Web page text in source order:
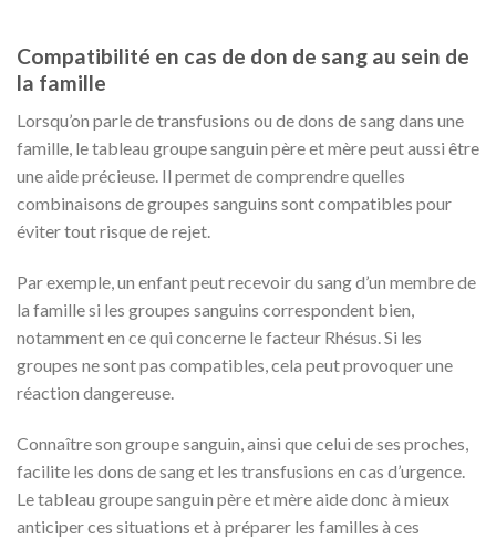
Compatibilité en cas de don de sang au sein de
la famille
Lorsqu’on parle de transfusions ou de dons de sang dans une
famille, le tableau groupe sanguin père et mère peut aussi être
une aide précieuse. Il permet de comprendre quelles
combinaisons de groupes sanguins sont compatibles pour
éviter tout risque de rejet.
Par exemple, un enfant peut recevoir du sang d’un membre de
la famille si les groupes sanguins correspondent bien,
notamment en ce qui concerne le facteur Rhésus. Si les
groupes ne sont pas compatibles, cela peut provoquer une
réaction dangereuse.
Connaître son groupe sanguin, ainsi que celui de ses proches,
facilite les dons de sang et les transfusions en cas d’urgence.
Le tableau groupe sanguin père et mère aide donc à mieux
anticiper ces situations et à préparer les familles à ces